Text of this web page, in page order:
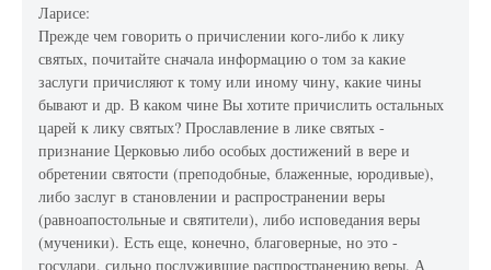
Ларисе:
Прежде чем говорить о причислении кого-либо к лику
святых, почитайте сначала информацию о том за какие
заслуги причисляют к тому или иному чину, какие чины
бывают и др. В каком чине Вы хотите причислить остальных
царей к лику святых? Прославление в лике святых -
признание Церковью либо особых достижений в вере и
обретении святости (преподобные, блаженные, юродивые),
либо заслуг в становлении и распространении веры
(равноапостольные и святители), либо исповедания веры
(мученики). Есть еще, конечно, благоверные, но это -
государи, сильно послужившие распространению веры. А